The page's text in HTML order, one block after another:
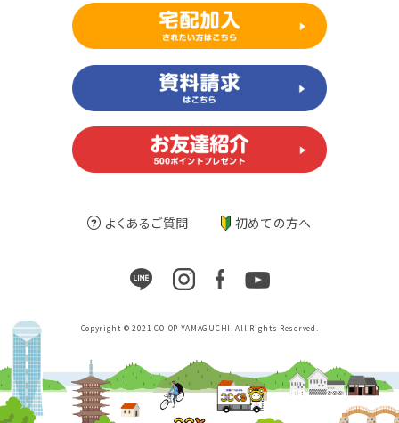
よくあるご質問 初めての方へ
Copyright © 2021 CO-OP YAMAGUCHI. All Rights Reserved.